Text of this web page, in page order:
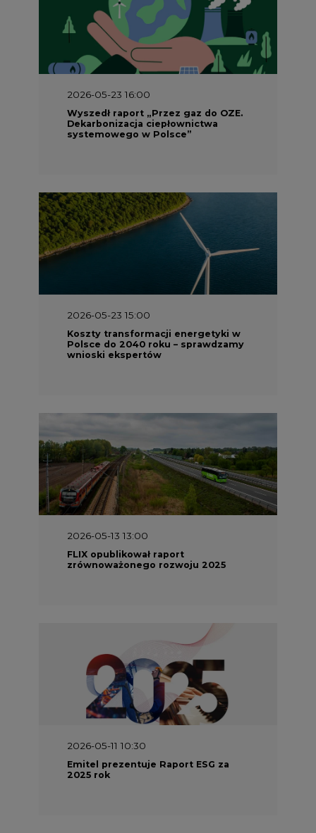
2026-05-23 16:00
Wyszedł raport „Przez gaz do OZE.
Dekarbonizacja ciepłownictwa
systemowego w Polsce”
2026-05-23 15:00
Koszty transformacji energetyki w
Polsce do 2040 roku – sprawdzamy
wnioski ekspertów
2026-05-13 13:00
FLIX opublikował raport
zrównoważonego rozwoju 2025
2026-05-11 10:30
Emitel prezentuje Raport ESG za
2025 rok